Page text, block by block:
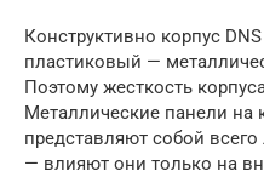
Конструктивно корпус
пластиковый —
Поэтому жесткость
Металлические панели на
представляют собой
— влияют они только на